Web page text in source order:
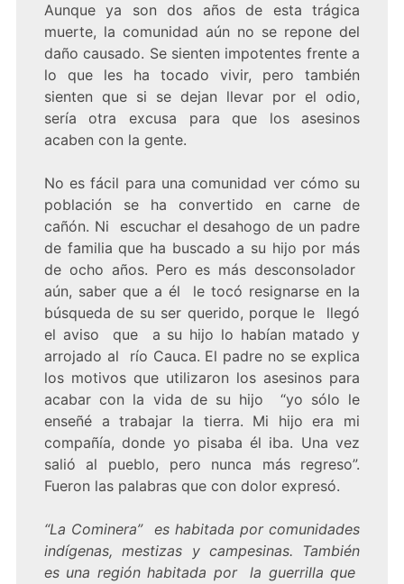
Aunque ya son dos años de esta trágica
muerte, la comunidad aún no se repone del
daño causado. Se sienten impotentes frente a
lo que les ha tocado vivir, pero también
sienten que si se dejan llevar por el odio,
sería otra excusa para que los asesinos
acaben con la gente.
No es fácil para una comunidad ver cómo su
población se ha convertido en carne de
cañón. Ni escuchar el desahogo de un padre
de familia que ha buscado a su hijo por más
de ocho años. Pero es más desconsolador
aún, saber que a él le tocó resignarse en la
búsqueda de su ser querido, porque le llegó
el aviso que a su hijo lo habían matado y
arrojado al río Cauca. El padre no se explica
los motivos que utilizaron los asesinos para
acabar con la vida de su hijo “yo sólo le
enseñé a trabajar la tierra. Mi hijo era mi
compañía, donde yo pisaba él iba. Una vez
salió al pueblo, pero nunca más regreso”.
Fueron las palabras que con dolor expresó.
“La Cominera” es habitada por comunidades
indígenas, mestizas y campesinas. También
es una región habitada por la guerrilla que